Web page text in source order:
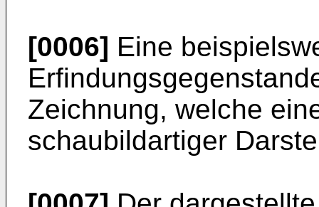
[0006] Eine
Zeichnung, welche
schaubildartiger